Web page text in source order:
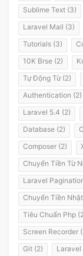
Sublime Text (3)
Laravel Mail (3)
Tutorials (3)
10K Brse (2)
Tự Động Từ (2)
Authentication (2)
Laravel 5.4 (2)
Database (2)
Composer (2)
Chuyển Tiền Từ
Laravel
Chuyển Tiền
Tiêu Chuẩn Php
Screen Recorder
Git (2)
Laravel